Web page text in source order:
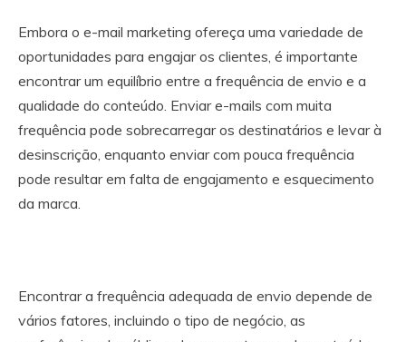
Embora o e-mail marketing ofereça uma variedade de
oportunidades para engajar os clientes, é importante
encontrar um equilíbrio entre a frequência de envio e a
qualidade do conteúdo. Enviar e-mails com muita
frequência pode sobrecarregar os destinatários e levar à
desinscrição, enquanto enviar com pouca frequência
pode resultar em falta de engajamento e esquecimento
da marca.
Encontrar a frequência adequada de envio depende de
vários fatores, incluindo o tipo de negócio, as